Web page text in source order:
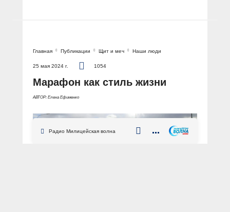
Главная Публикации Щит и меч Наши люди
25 мая 2024 г. 1054
Марафон как стиль жизни
АВТОР: Елена Ефименко
Радио Милицейская волна